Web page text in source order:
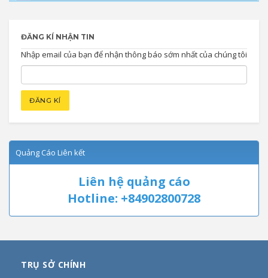
ĐĂNG KÍ NHẬN TIN
Nhập email của bạn để nhận thông báo sớm nhất của chúng tôi
Quảng Cáo Liên kết
Liên hệ quảng cáo
Hotline: +84902800728
TRỤ SỞ CHÍNH